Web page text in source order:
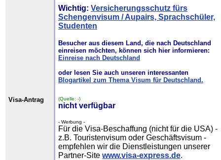
Wichtig: Versicherungsschutz fürs
Schengenvisum / Aupairs, Sprachschüler,
Studenten
Besucher aus diesem Land, die nach Deutschland
einreisen möchten, können sich hier informieren:
Einreise nach Deutschland
oder lesen Sie auch unseren interessanten
Blogartikel zum Thema Visum für Deutschland.
Visa-Antrag (Quelle: -)
nicht verfügbar
- Werbung -
Für die Visa-Beschaffung (nicht für die USA) -
z.B. Touristenvisum oder Geschäftsvisum -
empfehlen wir die Dienstleistungen unserer
Partner-Site www.visa-express.de.